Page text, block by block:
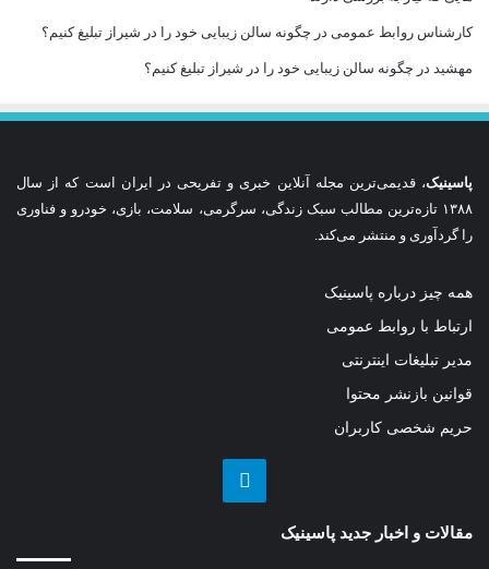
کارشناس روابط عمومی در چگونه سالن زیبایی خود را در شیراز تبلیغ کنیم؟
مهشید در چگونه سالن زیبایی خود را در شیراز تبلیغ کنیم؟
پاسینیک، قدیمی‌ترین مجله آنلاین خبری و تفریحی در ایران است که از سال
۱۳۸۸ تازه‌ترین مطالب سبک زندگی، سرگرمی، سلامت، بازی، خودرو و فناوری
را گردآوری و منتشر می‌کند.
همه چیز درباره پاسینیک
ارتباط با روابط عمومی
مدیر تبلیغات اینترنتی
قوانین بازنشر محتوا
حریم شخصی کاربران
مقالات و اخبار جدید پاسینیک